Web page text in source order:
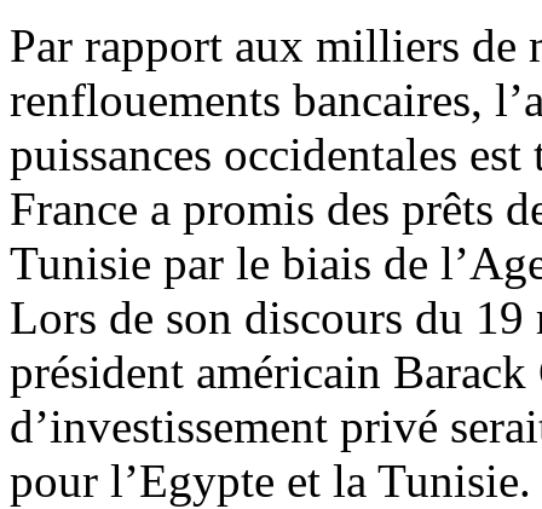
Par rapport aux milliers de
renflouements bancaires,
puissances occidentales
France a promis des prêts
Tunisie par le biais de
Lors de son discours du
président américain Barack
d’investissement privé
pour l’Egypte et la Tunisie.